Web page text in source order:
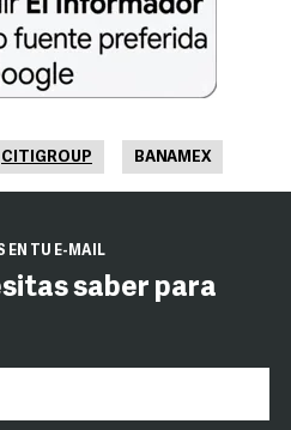
CITIGROUP BANAMEX
EN TU E-MAIL
saber para